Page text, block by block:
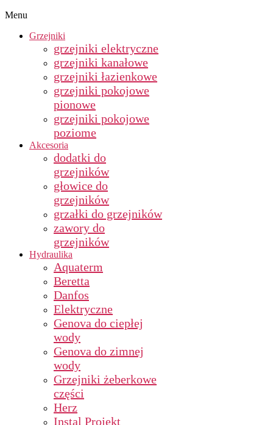
Menu
Grzejniki
grzejniki elektryczne
grzejniki kanałowe
grzejniki łazienkowe
grzejniki pokojowe
pionowe
grzejniki pokojowe
poziome
Akcesoria
dodatki do
grzejników
głowice do
grzejników
grzałki do grzejników
zawory do
grzejników
Hydraulika
Aquaterm
Beretta
Danfos
Elektryczne
Genova do ciepłej
wody
Genova do zimnej
wody
Grzejniki żeberkowe
części
Herz
Instal Projekt